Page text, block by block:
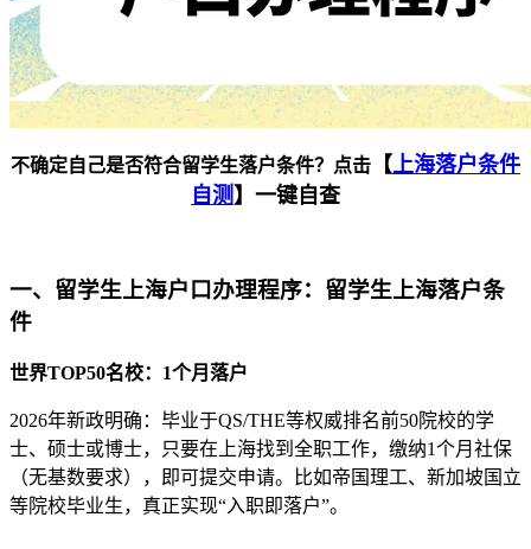
不确定自己是否符合留学生落户条件？点击 【 上海落户条件
自测 】一键自查
一、留学生上海户口办理程序：留学生上海落户条
件
世界TOP50名校：1个月落户
2026年新政明确：毕业于QS/THE等权威排名前50院校的学
士、硕士或博士，只要在上海找到全职工作，缴纳1个月社保
（无基数要求），即可提交申请。比如帝国理工、新加坡国立
等院校毕业生，真正实现“入职即落户”。